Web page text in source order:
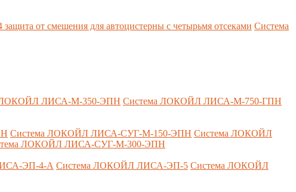
от смешения для автоцистерны с четырьмя отсеками Система
ЛОКОЙЛ ЛИСА-М-350-ЭПН Система ЛОКОЙЛ ЛИСА-М-750-ГПН
Система ЛОКОЙЛ ЛИСА-СУГ-М-150-ЭПН Система ЛОКОЙЛ
ЛОКОЙЛ ЛИСА-СУГ-М-300-ЭПН
ЭП-4-А Система ЛОКОЙЛ ЛИСА-ЭП-5 Система ЛОКОЙЛ